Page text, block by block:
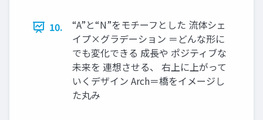
10.
“A”と“N”をモチーフとした 流体シェ
イプ×グラデーション ＝どんな形に
でも変化できる 成長や ポジティブな
未来を 連想させる、 右上に上がって
いくデザイン Arch＝橋をイメージし
た丸み